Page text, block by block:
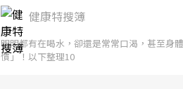
健康特搜簿
明明都有在喝水，卻還是常常口渴，甚至身
慣」！以下整理10
心議題